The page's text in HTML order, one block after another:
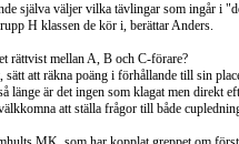
själva väljer vilka tävlingar som ingår i
H klassen de kör i, berättar Anders.
rättvist mellan A, B och C-förare?
att räkna poäng i förhållande till sin
länge är det ingen som klagat men
att ställa frågor till både